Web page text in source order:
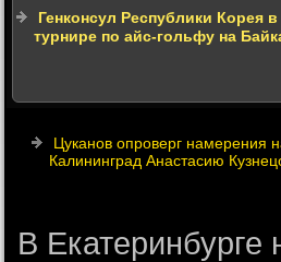
Генконсул Республики Корея
турнире по айс-гольфу на
Цуканов опроверг намерения
Калининград Анастасию
В Екатеринбурге